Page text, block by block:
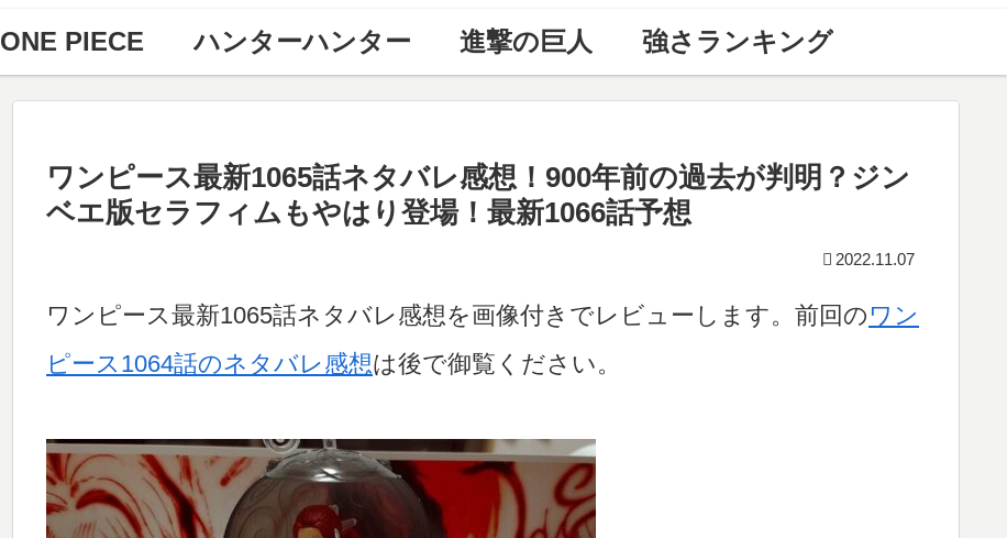
ONE PIECE ハンターハンター 進撃の巨人 強さランキング
ワンピース最新1065話ネタバレ感想！900年前の過去が判明？ジン
ベエ版セラフィムもやはり登場！最新1066話予想
2022.11.07
ワンピース最新1065話ネタバレ感想を画像付きでレビューします。前回の ワン
ピース1064話のネタバレ感想は後で御覧ください。